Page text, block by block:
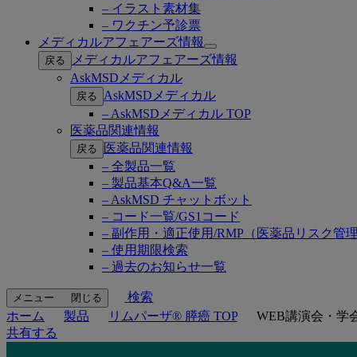
– イラスト素材集
– ワクチン予診票
メディカルアフェアーズ情報
Open
submenu
戻る
メディカルアフェアーズ情報
AskMSDメディカル
戻る
AskMSDメディカル
– AskMSDメディカル TOP
医薬品関連情報
戻る
医薬品関連情報
– 全製品一覧
– 製品基本Q&A一覧
– AskMSD チャットボット
– コード一覧/GS1コード
– 副作用・適正使用/RMP（医薬品リスク管理
– 使用期限検索
– 過去のお知らせ一覧
メニュー 閉じる
検索
ホーム
製品 リムパーザ® 膵癌 TOP
WEB講演会・学
共有する